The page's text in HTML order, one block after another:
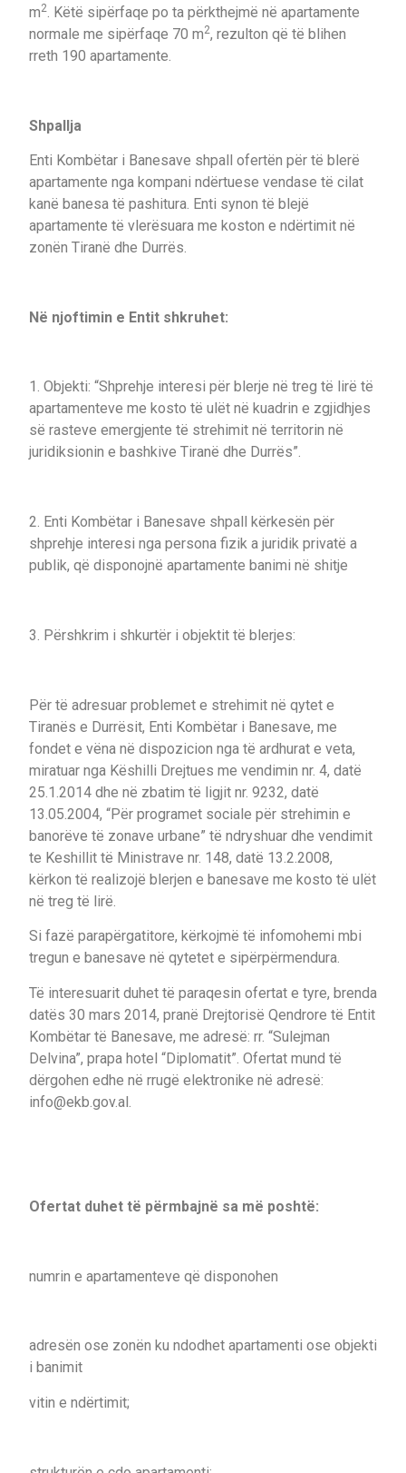
m2
. Këtë sipërfaqe po ta përkthejmë në apartamente
normale me sipërfaqe 70 m2, rezulton që të blihen
rreth 190 apartamente.
Shpallja
Enti Kombëtar i Banesave shpall ofertën për të blerë
apartamente nga kompani ndërtuese vendase të cilat
kanë banesa të pashitura. Enti synon të blejë
apartamente të vlerësuara me koston e ndërtimit në
zonën Tiranë dhe Durrës.
Në njoftimin e Entit shkruhet:
1. Objekti: “Shprehje interesi për blerje në treg të lirë të
apartamenteve me kosto të ulët në kuadrin e zgjidhjes
së rasteve emergjente të strehimit në territorin në
juridiksionin e bashkive Tiranë dhe Durrës”.
2. Enti Kombëtar i Banesave shpall kërkesën për
shprehje interesi nga persona fizik a juridik privatë a
publik, që disponojnë apartamente banimi në shitje
3. Përshkrim i shkurtër i objektit të blerjes:
Për të adresuar problemet e strehimit në qytet e
Tiranës e Durrësit, Enti Kombëtar i Banesave, me
fondet e vëna në dispozicion nga të ardhurat e veta,
miratuar nga Këshilli Drejtues me vendimin nr. 4, datë
25.1.2014 dhe në zbatim të ligjit nr. 9232, datë
13.05.2004, “Për programet sociale për strehimin e
banorëve të zonave urbane” të ndryshuar dhe vendimit
te Keshillit të Ministrave nr. 148, datë 13.2.2008,
kërkon të realizojë blerjen e banesave me kosto të ulët
në treg të lirë.
Si fazë parapërgatitore, kërkojmë të infomohemi mbi
tregun e banesave në qytetet e sipërpërmendura.
Të interesuarit duhet të paraqesin ofertat e tyre, brenda
datës 30 mars 2014, pranë Drejtorisë Qendrore të Entit
Kombëtar të Banesave, me adresë: rr. “Sulejman
Delvina”, prapa hotel “Diplomatit”. Ofertat mund të
dërgohen edhe në rrugë elektronike në adresë:
info@ekb.gov.al.
Ofertat duhet të përmbajnë sa më poshtë:
numrin e apartamenteve që disponohen
adresën ose zonën ku ndodhet apartamenti ose objekti
i banimit
vitin e ndërtimit;